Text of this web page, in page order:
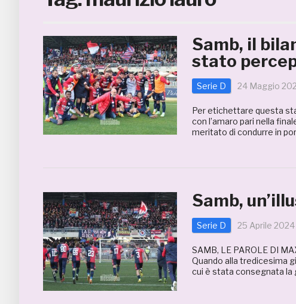
Samb, il
stato
Serie D 24 Maggio
Per etichettare questa
con l’amaro pari nella
meritato di condurre in
Samb,
Serie D 25 Aprile 2024
SAMB, LE PAROLE DI
Quando alla tredicesima
cui è stata consegnata la